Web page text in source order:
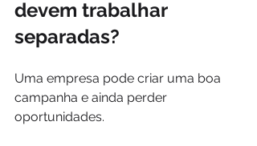
devem trabalhar
separadas?
Uma empresa pode criar uma boa
campanha e ainda perder
oportunidades.